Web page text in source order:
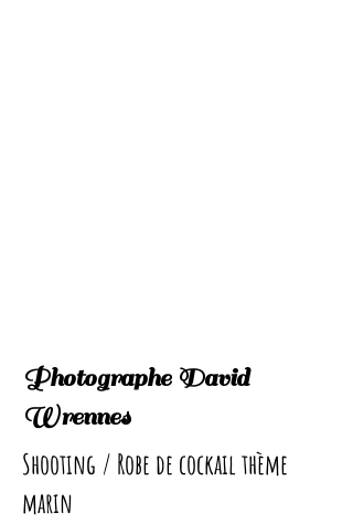
Photographe David
Wrennes
Shooting / Robe de cockail thème
marin